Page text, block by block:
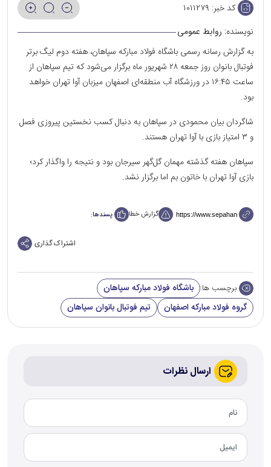
کد خبر: ۱۰۱۱۲۷۹
نویسنده: روابط عمومی
به گزارش رسانه رسمی باشگاه فولاد مبارکه سپاهان،‌ هفته دوم لیگ برتر
فوتبال بانوان روز جمعه ۲۸ شهریور ماه برگزار می‌شود که تیم سپاهان از
ساعت ۱۶:۴۵ در ورزشگاه آب منطقه‌ای اصفهان میزبان آوا تهران خواهد
بود.
شاگردان بیان محمودی در سپاهان به دنبال کسب نخستین پیروزی فصل
و ۳ امتیاز بازی با آوا تهران هستند.
سپاهان هفته گذشته مهمان گل‌گهر سیرجان بود و نتیجه را واگذار کرد؛
بازی آوا تهران با خاتون بم اما برگزار نشد.
گزارش خطا پسندها:
اشتراک گذاری
برچسب ها: باشگاه فولاد مبارکه سپاهان
گروه فولاد مبارکه اصفهان
تیم فوتبال بانوان سپاهان
ارسال نظرات